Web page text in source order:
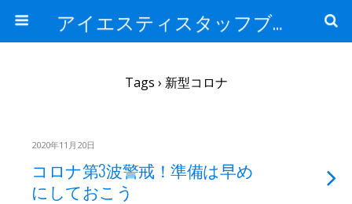
アイエスティスタッフブログ
Tags › 新型コロナ
2020年11月20日
コロナ第3波警戒！準備は早め
にしておこう